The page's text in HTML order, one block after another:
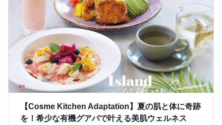
【Cosme Kitchen Adaptation】夏の肌と体に奇跡
を！希少な有機グアバで叶える美肌ウェルネス